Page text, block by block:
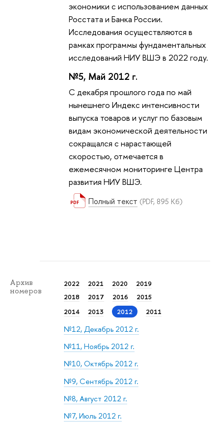
экономики с использованием данных
Росстата и Банка России.
Исследования осуществляются в
рамках программы фундаментальных
исследований НИУ ВШЭ в 2022 году.
№5, Май 2012 г.
С декабря прошлого года по май
нынешнего Индекс интенсивности
выпуска товаров и услуг по базовым
видам экономической деятельности
сокращался с нарастающей
скоростью, отмечается в
ежемесячном мониторинге Центра
развития НИУ ВШЭ.
Полный текст (PDF, 895 Кб)
Архив
номеров
2022 2021 2020
2019
2018
2017 2016
2015
2014
2013 2012 2011
№12, Декабрь 2012 г.
№11, Ноябрь 2012 г.
№10, Октябрь 2012 г.
№9, Сентябрь 2012 г.
№8, Август 2012 г.
№7, Июль 2012 г.